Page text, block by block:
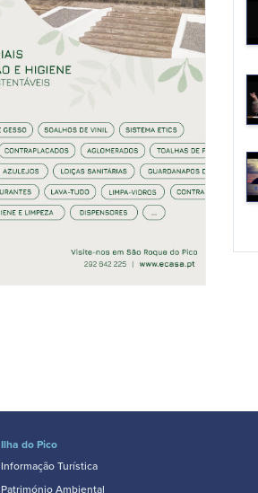
Ilha do Pico
Informação Turística
Património Ambiental